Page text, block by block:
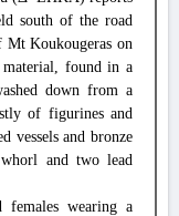
south of the road
Koukougeras on
found in a
down from a
of figurines and
vessels and bronze
and two lead
females wearing a